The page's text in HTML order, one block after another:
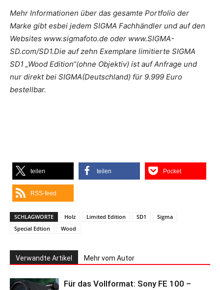
Mehr Informationen über das gesamte Portfolio der
Marke gibt esbei jedem SIGMA Fachhändler und auf den
Websites www.sigmafoto.de oder www.SIGMA-
SD.com/SD1.Die auf zehn Exemplare limitierte SIGMA
SD1 „Wood Edition“(ohne Objektiv) ist auf Anfrage und
nur direkt bei SIGMA(Deutschland) für 9.999 Euro
bestellbar.
teilen teilen Pocket
RSS-feed
SCHLAGWORTE Holz Limited Edition SD1
Sigma
Special Edtion
Wood
Verwandte Artikel Mehr vom Autor
Für das Vollformat: Sony FE 100 –